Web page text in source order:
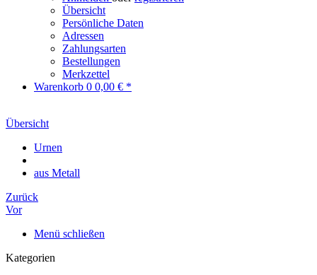
Übersicht
Persönliche Daten
Adressen
Zahlungsarten
Bestellungen
Merkzettel
Warenkorb 0 0,00 € *
Übersicht
Urnen
aus Metall
Zurück
Vor
Menü schließen
Kategorien